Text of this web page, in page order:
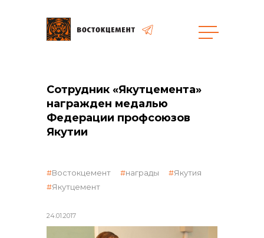
общая информация
объявленные закупки
реализация неликвидов
Сотрудник «Якутцемента»
награжден медалью
Федерации профсоюзов
Якутии
24.01.2017
Востокцемент награды
Якутия
Якутцемент